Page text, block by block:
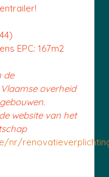
EPC: 167m2
de
overheid
website van het
nr/